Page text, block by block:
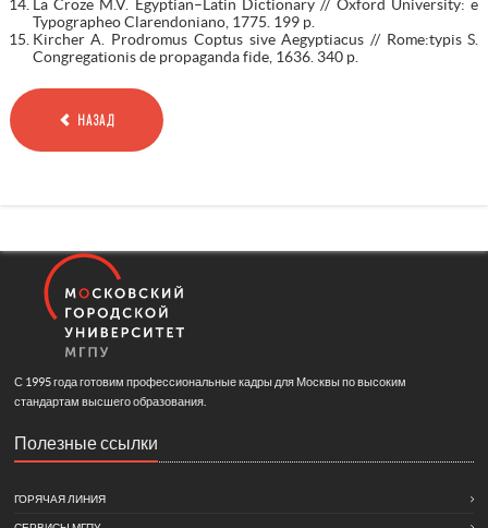
La Croze M.V. Egyptian–Latin Dictionary // Oxford University: e
Typographeo Clarendoniano, 1775. 199 p.
Kircher A. Prodromus Coptus sive Aegyptiacus // Rome:typis S.
Congregationis de propaganda fide, 1636. 340 p.
НАЗАД
С 1995 года готовим профессиональные кадры для Москвы по высоким
стандартам высшего образования.
Полезные ссылки
ГОРЯЧАЯ ЛИНИЯ